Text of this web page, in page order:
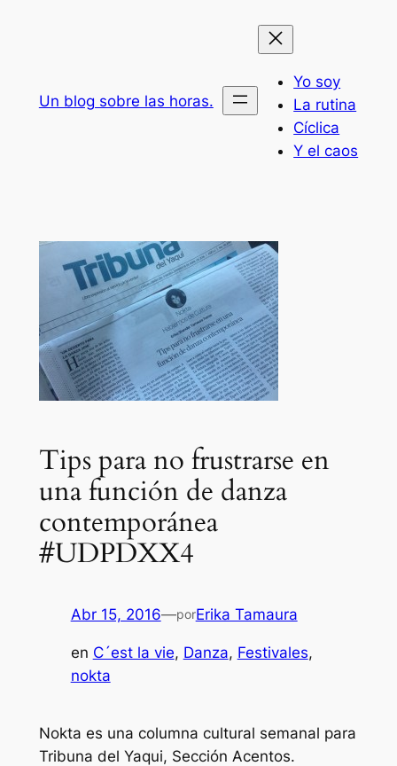
Un blog sobre las horas.
Yo soy
La rutina
Cíclica
Y el caos
Tips para no frustrarse en
una función de danza
contemporánea
#UDPDXX4
Abr 15, 2016—porErika Tamaura
en C´est la vie, Danza, Festivales
nokta
Nokta es una columna cultural semanal para
Tribuna del Yaqui, Sección Acentos.